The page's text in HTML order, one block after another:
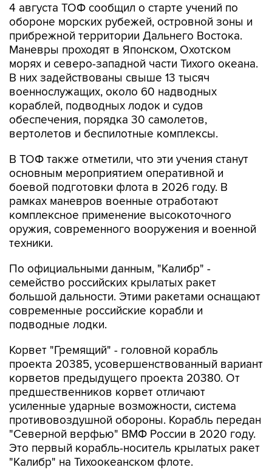
4 августа ТОФ сообщил о старте учений по
обороне морских рубежей, островной зоны и
прибрежной территории Дальнего Востока.
Маневры проходят в Японском, Охотском
морях и северо-западной части Тихого океана.
В них задействованы свыше 13 тысяч
военнослужащих, около 60 надводных
кораблей, подводных лодок и судов
обеспечения, порядка 30 самолетов,
вертолетов и беспилотные комплексы.
В ТОФ также отметили, что эти учения станут
основным мероприятием оперативной и
боевой подготовки флота в 2026 году. В
рамках маневров военные отработают
комплексное применение высокоточного
оружия, современного вооружения и военной
техники.
По официальными данным, "Калибр" -
семейство российских крылатых ракет
большой дальности. Этими ракетами оснащают
современные российские корабли и
подводные лодки.
Корвет "Гремящий" - головной корабль
проекта 20385, усовершенствованный вариант
корветов предыдущего проекта 20380. От
предшественников корвет отличают
усиленные ударные возможности, система
противовоздушной обороны. Корабль передан
"Северной верфью" ВМФ России в 2020 году.
Это первый корабль-носитель крылатых ракет
"Калибр" на Тихоокеанском флоте.